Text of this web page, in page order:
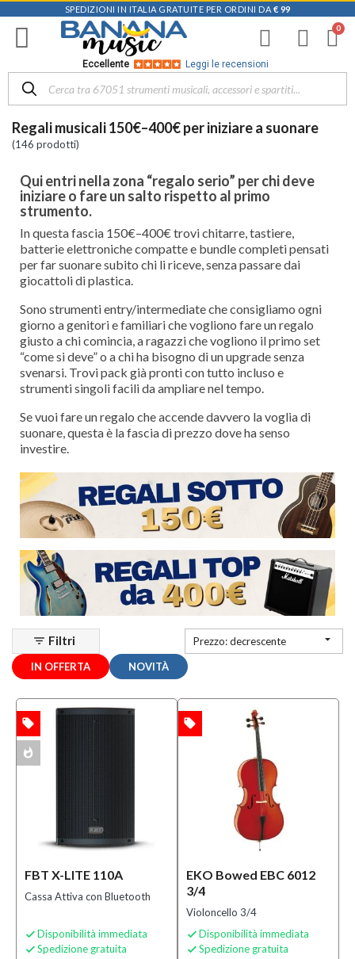
SPEDIZIONI IN ITALIA GRATUITE PER ORDINI DA € 99
Eccellente Leggi le recensioni
Regali musicali 150€–400€ per iniziare a suonare
(146 prodotti)
Qui entri nella zona “regalo serio” per chi deve
iniziare o fare un salto rispetto al primo
strumento.
In questa fascia 150€–400€ trovi chitarre, tastiere,
batterie elettroniche compatte e bundle completi pensati
per far suonare subito chi li riceve, senza passare dai
giocattoli di plastica.
Sono strumenti entry/intermediate che consigliamo ogni
giorno a genitori e familiari che vogliono fare un regalo
giusto a chi comincia, a ragazzi che vogliono il primo set
“come si deve” o a chi ha bisogno di un upgrade senza
svenarsi. Trovi pack già pronti con tutto incluso e
strumenti singoli facili da ampliare nel tempo.
Se vuoi fare un regalo che accende davvero la voglia di
suonare, questa è la fascia di prezzo dove ha senso
investire.
Filtra
i
risultati
Disponibile
in
Negozio
Music |
Vicenza
(90)
Mezzanota
| Altavilla
Vicentina
(62)
| Bassano
del Grappa
(20)
Mezzanota
| Valdagno
(7)
Marchio
(1)
AKAI
(1)
AKG
(2)
MOSTRA
TUTTI
Categoria
Chitarre
e Bassi
Batterie e
Percussioni
(10)
Studio
Recording
Tastiere
Pianoforti
e Synth
Equipment
MOSTRA
IN OFFERTA NOVITÀ
filter_list Filtri Prezzo: decrescente 
FBT X-LITE 110A
Cassa Attiva con Bluetooth
 Disponibilità immediata
 Spedizione gratuita
local_offer
whatshot
EKO Bowed EBC 6012
3/4
Violoncello 3/4
 Disponibilità immediata
 Spedizione gratuita
local_offer